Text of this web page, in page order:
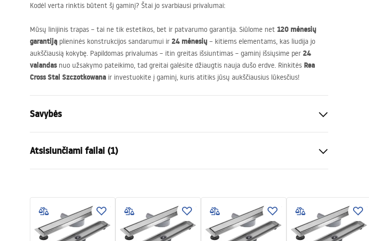
Kodėl verta rinktis būtent šį gaminį? Štai jo svarbiausi privalumai:
Mūsų linijinis trapas – tai ne tik estetikos, bet ir patvarumo garantija. Siūlome net 120 mėnesių
garantiją plieninės konstrukcijos sandarumui ir 24 mėnesių – kitiems elementams, kas liudija jo
aukščiausią kokybę. Papildomas privalumas – itin greitas išsiuntimas – gaminį išsiųsime per 24
valandasnuo užsakymo pateikimo, tad greitai galėsite džiaugtis nauja dušo erdve. Rinkitės Rea
Cross Stal Szczotkowana ir investuokite į gaminį, kuris atitiks jūsų aukščiausius lūkesčius!
Savybės
Sifono tipas
Drenažo ilgis (cm)
12x12
Viršelio tipas
vienpusis su raštu
Talpa
Atsisiunčiami failai (1)
LINEAR-2.pdf